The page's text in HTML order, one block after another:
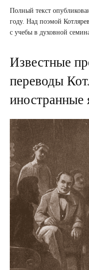
Полный текст
году. Над поэмой
с учебы в духовной
Известные
переводы
иностранные